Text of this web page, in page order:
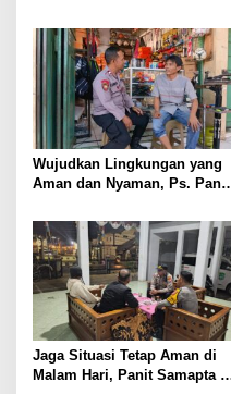
Wujudkan Lingkungan yang
Aman dan Nyaman, Ps. Panit
Sambangi Warga Desa
Cikijing
Jaga Situasi Tetap Aman di
Malam Hari, Panit Samapta II